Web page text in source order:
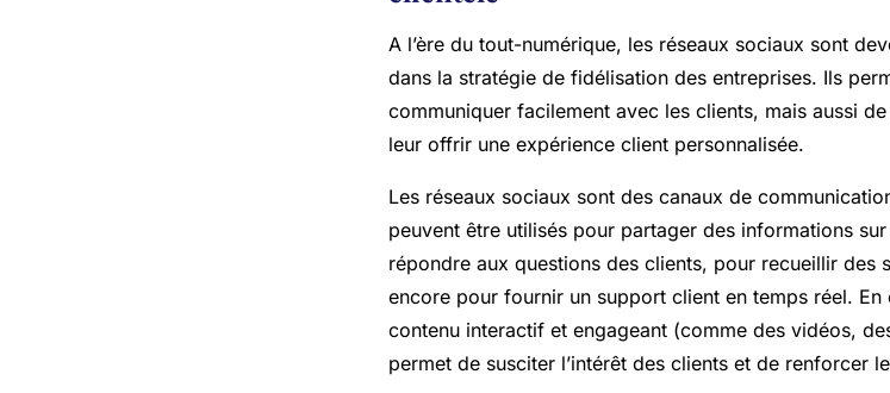
A l’ère du tout-numérique, les réseaux sociaux sont
dans la stratégie de fidélisation des entreprises. Ils
communiquer facilement avec les clients, mais aussi
leur offrir une expérience client personnalisée.
Les réseaux sociaux sont des canaux de
peuvent être utilisés pour partager des informations
répondre aux questions des clients, pour recueillir des
encore pour fournir un support client en temps réel.
contenu interactif et engageant (comme des vidéos,
permet de susciter l’intérêt des clients et de renforcer